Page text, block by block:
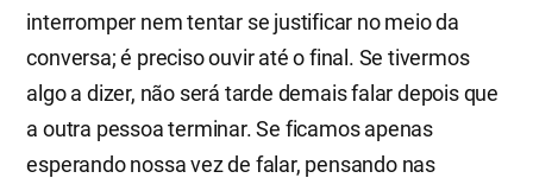
interromper nem tentar se justificar no meio da
conversa; é preciso ouvir até o final. Se tivermos
algo a dizer, não será tarde demais falar depois que
a outra pessoa terminar. Se ficamos apenas
esperando nossa vez de falar, pensando nas